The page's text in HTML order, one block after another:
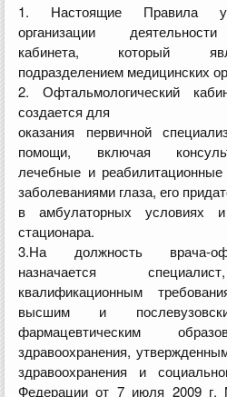
1. Настоящие Правила
организации
кабинета, который
подразделением медицинских
2. Офтальмологический
создается для
оказания первичной
помощи, включая
лечебные и
заболеваниями глаза, его
в амбулаторных условиях
стационара.
3.На должность врача-
назначается
квалификационным
высшим и
фармацевтическим
здравоохранения,
здравоохранения и
Федерации от 7 июля 2009 г.